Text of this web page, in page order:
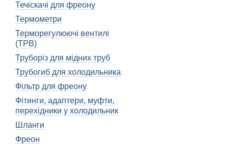
Течіскачі для фреону
Термометри
Терморегулюючі вентилі
(ТРВ)
Труборіз для мідних труб
Трубогиб для холодильника
Фільтр для фреону
Фітинги, адаптери, муфти,
перехідники у холодильник
Шланги
Фреон